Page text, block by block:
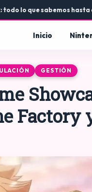
que sabemos hasta ahora•
Inicio
GESTIÓN